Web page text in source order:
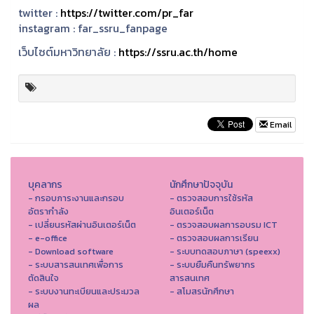
twitter : https://twitter.com/pr_far
instagram : far_ssru_fanpage
เว็บไซต์มหาวิทยาลัย : https://ssru.ac.th/home
Email
บุคลากร
- กรอบภาระงานและกรอบ
อัตรากำลัง
- เปลี่ยนรหัสผ่านอินเตอร์เน็ต
- e-office
- Download software
- ระบบสารสนเทศเพื่อการ
ตัดสินใจ
- ระบบงานทะเบียนและประมวล
ผล
นักศึกษาปัจจุบัน
- ตรวจสอบการใช้รหัส
อินเตอร์เน็ต
- ตรวจสอบผลการอบรม ICT
- ตรวจสอบผลการเรียน
- ระบบทดสอบภาษา (speexx)
- ระบบยืมคืนทรัพยากร
สารสนเทศ
- สโมสรนักศึกษา